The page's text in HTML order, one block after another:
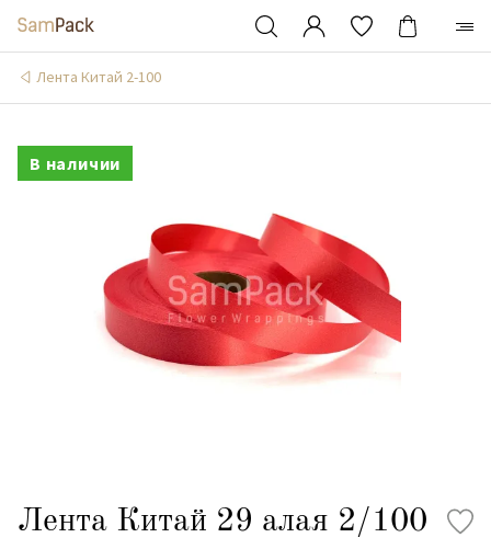
Лента Китай 2-100
В наличии
Лента Китай 29 алая 2/100